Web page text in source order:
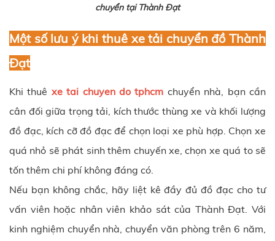
chuyển tại Thành Đạt
Một số lưu ý khi thuê xe tải chuyển đồ Thành
Đạt
Khi thuê xe tai chuyen do tphcm chuyển nhà, bạn cần
cân đối giữa trọng tải, kích thước thùng xe và khối lượng
đồ đạc, kích cỡ đồ đạc để chọn loại xe phù hợp. Chọn xe
quá nhỏ sẽ phát sinh thêm chuyến xe, chọn xe quá to sẽ
tốn thêm chi phí không đáng có.
Nếu bạn không chắc, hãy liệt kê đầy đủ đồ đạc cho tư
vấn viên hoặc nhân viên khảo sát của Thành Đạt . Với
kinh nghiệm chuyển nhà, chuyển văn phòng trên 6 năm,